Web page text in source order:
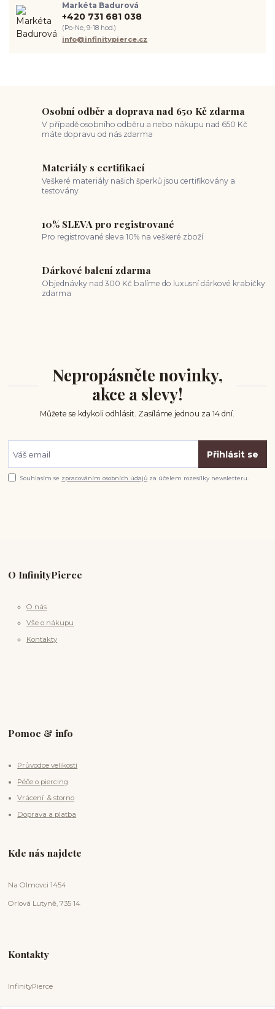
piercing ucha
chirurgická ocel 316L
spravná velikost piercingu
jak pečovat o piercing
medusa piercing
Markéta Badurová
+420 731 681 038
(Po-Ne, 9-18 hod.)
info@infinitypierce.cz
Osobní odběr a doprava nad 650 Kč zdarma
V případě osobního odběru a nebo nákupu nad 650 Kč
máte dopravu od nás zdarma
Materiály s certifikací
Veškeré materiály našich šperků jsou certifikovány a
testovány
10% SLEVA pro registrované
Pro registrované sleva 10% na veškeré zboží
Dárkové balení zdarma
Objednávky nad 300 Kč balíme do luxusní dárkové krabičky
zdarma
Nepropásněte novinky,
akce a slevy!
Můžete se kdykoli odhlásit. Zasíláme jednou za 14 dní.
Přihlásit se
Souhlasím se zpracováním osobních údajů za účelem rozesílky newsletteru.
O InfinityPierce
O nás
Vše o nákupu
Kontakty
Pomoc & info
Průvodce velikostí
Péče o piercing
Vrácení & storno
Doprava a platba
Kde nás najdete
Na Olmovci 1454
Orlová Lutyně, 735 14
Kontakty
InfinityPierce